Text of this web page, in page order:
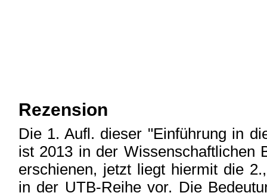
Rezension
Die 1. Aufl. dieser "Einführung in
ist 2013 in der Wissenschaftlichen
erschienen, jetzt liegt hiermit die
in der UTB-Reihe vor. Die